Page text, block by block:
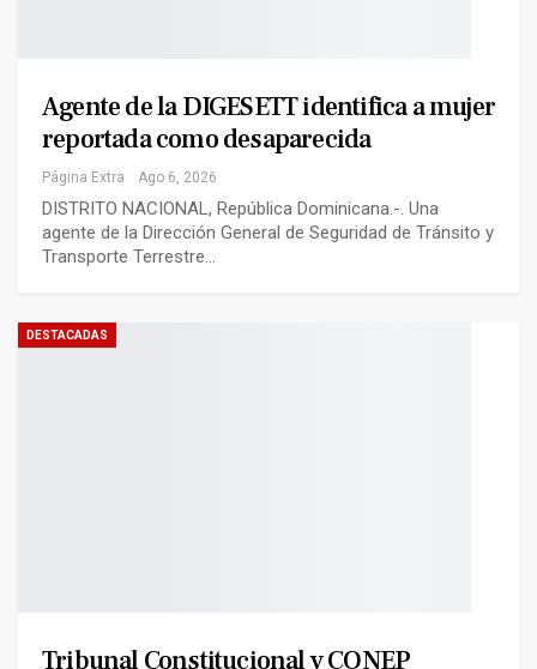
Agente de la DIGESETT identifica a mujer
reportada como desaparecida
Página Extra Ago 6, 2026
DISTRITO NACIONAL, República Dominicana.-. Una
agente de la Dirección General de Seguridad de Tránsito y
Transporte Terrestre…
DESTACADAS
Tribunal Constitucional y CONEP